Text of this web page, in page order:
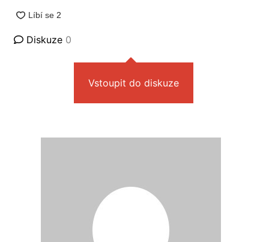
Diskuze 0
Vstoupit do diskuze